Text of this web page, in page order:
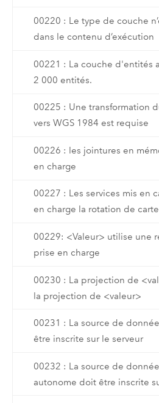
00220 : Le type de couche
dans le contenu d’exécution
00221 : La couche d'entités
2 000 entités.
00225 : Une transformation
vers WGS 1984 est requise
00226 : les jointures en
en charge
00227 : Les services mis en
en charge la rotation de carte
00229: <Valeur> utilise une
prise en charge
00230 : La projection de
la projection de <valeur>
00231 : La source de
être inscrite sur le serveur
00232 : La source de
autonome doit être inscrite